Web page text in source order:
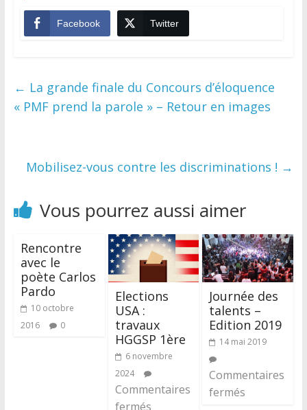
Facebook Twitter
← La grande finale du Concours d’éloquence
« PMF prend la parole » – Retour en images
Mobilisez-vous contre les discriminations ! →
Vous pourrez aussi aimer
Rencontre
avec le
poète Carlos
Pardo
10 octobre
2016
0
Elections
USA :
travaux
HGGSP 1ère
6 novembre
2024
Commentaires
fermés
Journée des
talents –
Edition 2019
14 mai 2019
Commentaires
fermés